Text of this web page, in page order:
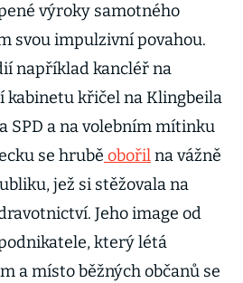
výroky samotného
svou impulzivní povahou.
například kancléř na
kabinetu křičel na Klingbeila
SPD a na volebním mítinku
se hrubě obořilna vážně
jež si stěžovala na
Jeho image od
který létá
a místo běžných občanů se